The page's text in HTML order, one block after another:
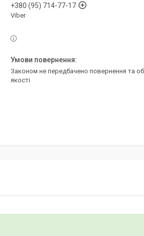
+380 (95) 714-77-17
Viber
Законом не передбачено повернення та обмін даного товару належної
якості